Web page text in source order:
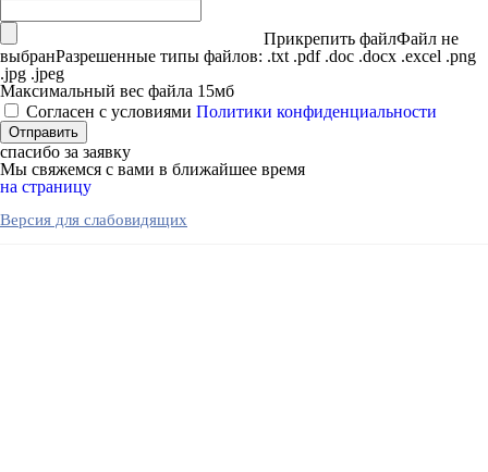
Прикрепить файлФайл не
выбранРазрешенные типы файлов: .txt .pdf .doc .docx .excel .png
.jpg .jpeg
Максимальный вес файла 15мб
Согласен с условиями Политики конфиденциальности
спасибо за заявку
Мы свяжемся с вами в ближайшее время
на страницу
Версия для слабовидящих